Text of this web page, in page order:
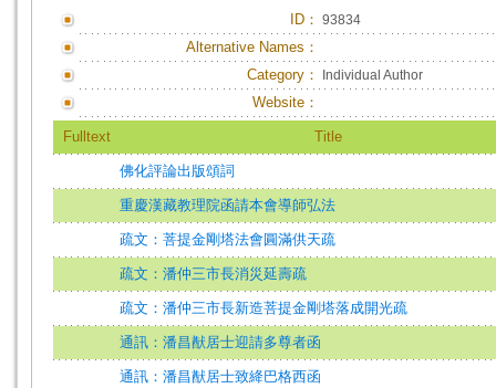
ID ： 93834
Alternative Names：
Category：
Individual Author
Website：
Fulltext Title
佛化評論出版頌詞
重慶漢藏教理院函請本會導師弘法
疏文：菩提金剛塔法會圓滿供天疏
疏文：潘仲三市長消災延壽疏
疏文：潘仲三市長新造菩提金剛塔落成開光疏
通訊：潘昌猷居士迎請多尊者函
通訊：潘昌猷居士致絳巴格西函